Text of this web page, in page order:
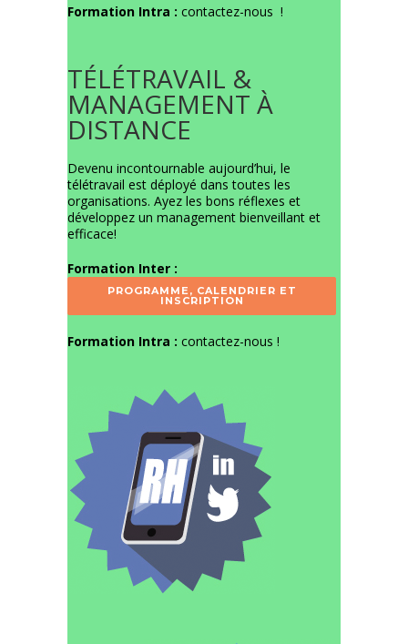
Formation Intra : contactez-nous !
TÉLÉTRAVAIL &
MANAGEMENT À
DISTANCE
Devenu incontournable aujourd’hui, le
télétravail est déployé dans toutes les
organisations. Ayez les bons réflexes et
développez un management bienveillant et
efficace!
Formation Inter :
PROGRAMME, CALENDRIER ET
INSCRIPTION
Formation Intra : contactez-nous !